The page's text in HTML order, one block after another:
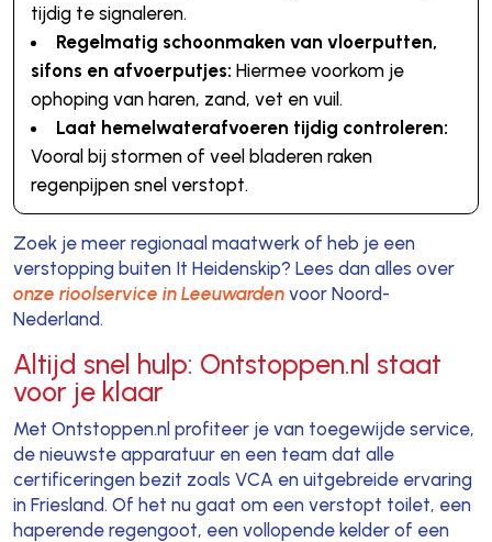
tijdig te signaleren.
Regelmatig schoonmaken van vloerputten,
sifons en afvoerputjes: Hiermee voorkom je
ophoping van haren, zand, vet en vuil.
Laat hemelwaterafvoeren tijdig controleren:
Vooral bij stormen of veel bladeren raken
regenpijpen snel verstopt.
Zoek je meer regionaal maatwerk of heb je een
verstopping buiten It Heidenskip? Lees dan alles over
onze rioolservice in Leeuwardenvoor Noord-
Nederland.
Altijd snel hulp: Ontstoppen.nl staat
voor je klaar
Met Ontstoppen.nl profiteer je van toegewijde service,
de nieuwste apparatuur en een team dat alle
certificeringen bezit zoals VCA en uitgebreide ervaring
in Friesland. Of het nu gaat om een verstopt toilet, een
haperende regengoot, een vollopende kelder of een